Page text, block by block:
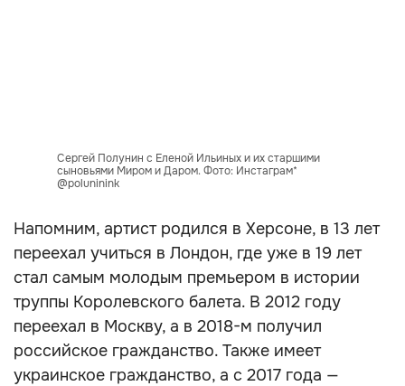
Сергей Полунин c Еленой Ильиных и их старшими
сыновьями Миром и Даром. Фото: Инстаграм*
@poluninink
Напомним, артист родился в Херсоне, в 13 лет
переехал учиться в Лондон, где уже в 19 лет
стал самым молодым премьером в истории
труппы Королевского балета. В 2012 году
переехал в Москву, а в 2018-м получил
российское гражданство. Также имеет
украинское гражданство, а с 2017 года —